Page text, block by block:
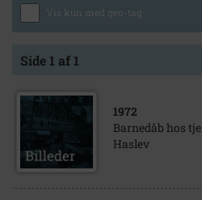
Vis kun med geo-tag
Side 1 af 1
1972
Barnedåb hos
Haslev